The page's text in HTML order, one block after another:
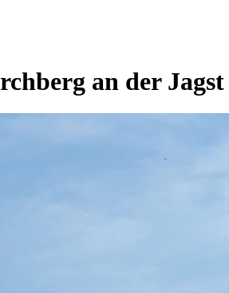
an der Jagst